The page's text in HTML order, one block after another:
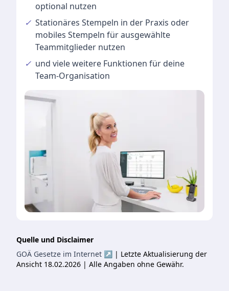
optional nutzen
✓ Stationäres Stempeln in der Praxis oder
mobiles Stempeln für ausgewählte
Teammitglieder nutzen
✓ und vieleweitere Funktionen für deine
Team-Organisation
Quelle und Disclaimer
GOÄ Gesetze im Internet ↗ | Letzte Aktualisierung der
Ansicht 18.02.2026 | Alle Angaben ohne Gewähr.